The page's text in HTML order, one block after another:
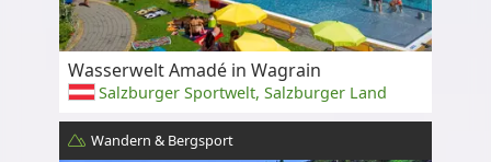
Wasserwelt Amadé in Wagrain
Salzburger Sportwelt, Salzburger Land
Wandern & Bergsport